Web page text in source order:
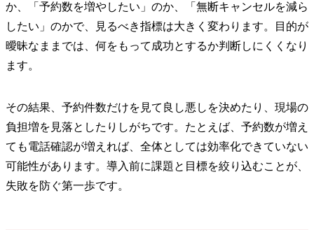
か、「予約数を増やしたい」のか、「無断キャンセルを減ら
したい」のかで、見るべき指標は大きく変わります。目的が
曖昧なままでは、何をもって成功とするか判断しにくくなり
ます。
その結果、予約件数だけを見て良し悪しを決めたり、現場の
負担増を見落としたりしがちです。たとえば、予約数が増え
ても電話確認が増えれば、全体としては効率化できていない
可能性があります。導入前に課題と目標を絞り込むことが、
失敗を防ぐ第一歩です。